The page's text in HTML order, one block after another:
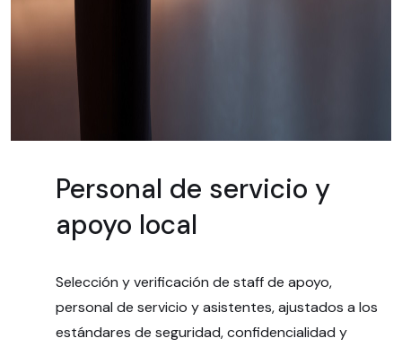
Personal de servicio y
apoyo local
Selección y verificación de staff de apoyo,
personal de servicio y asistentes, ajustados a los
estándares de seguridad, confidencialidad y